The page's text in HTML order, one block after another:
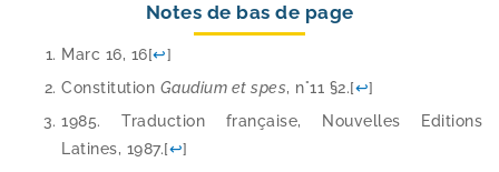
Notes de bas de page
Marc 16, 16[↩]
Constitution Gaudium et spes, n°11 §2.[↩]
1985. Traduction fran­çaise, Nouvelles Editions
Latines, 1987.[↩]